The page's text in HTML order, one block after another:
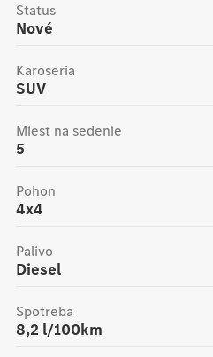
Nové
Status
SUV
Karoseria
5
Miest na sedenie
4x4
Pohon
Diesel
Palivo
8,2 l/100km
Spotreba